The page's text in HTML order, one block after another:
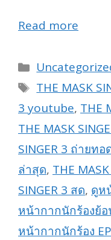
Read more
Categories
Tags
THE MASK
3 youtube, THE
THE MASK
SINGER 3 ถ่ายทอ
ล่าสุด, THE
SINGER 3 สด, ดูห
หน้ากากนักร้องย้
หน้ากากนักร้อง